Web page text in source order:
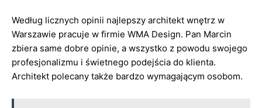
Według licznych opinii najlepszy architekt wnętrz w
Warszawie pracuje w firmie WMA Design. Pan Marcin
zbiera same dobre opinie, a wszystko z powodu swojego
profesjonalizmu i świetnego podejścia do klienta.
Architekt polecany także bardzo wymagającym osobom.